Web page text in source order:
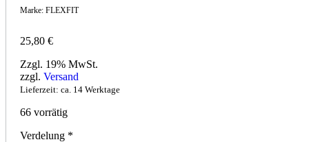
Marke: FLEXFIT
25,80 €
Zzgl. 19% MwSt.
zzgl. Versand
Lieferzeit: ca. 14 Werktage
66 vorrätig
Verdelung *